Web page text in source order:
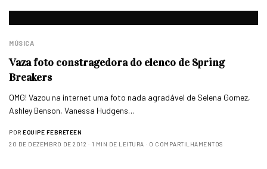
MÚSICA
Vaza foto constragedora do elenco de Spring
Breakers
OMG! Vazou na internet uma foto nada agradável de Selena Gomez,
Ashley Benson, Vanessa Hudgens…
POR EQUIPE FEBRETEEN
20 DE DEZEMBRO DE 2012
1 MIN DE LEITURA 0 COMPARTILHAMENTOS